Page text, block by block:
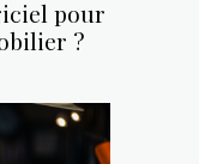
pour
?